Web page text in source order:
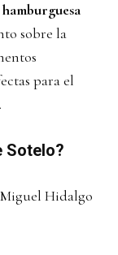
sobre la
para el
Sotelo?
Hidalgo